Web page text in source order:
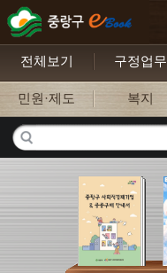
전체보기 구정업무
민원·제도 복지